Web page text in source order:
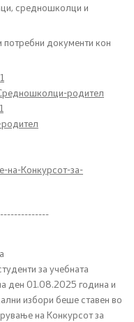
средношколци и
потребни документи кон
родител
на-Конкурсот-за-
за учебната
ден 01.08.2025 година и
избори беше ставен во
на Конкурсот за